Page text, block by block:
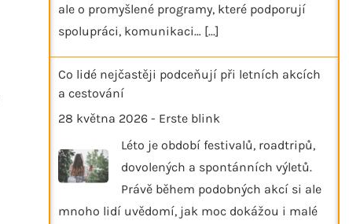
ale o promyšlené programy, které podporují
spolupráci, komunikaci… [...]
Co lidé nejčastěji podceňují při letních akcích
a cestování
28 května 2026 - Erste blink
Léto je období festivalů, roadtripů,
dovolených a spontánních výletů.
Právě během podobných akcí si ale
mnoho lidí uvědomí, jak moc dokážou i malé